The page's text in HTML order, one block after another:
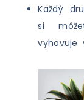
Každý
si
vyhovuje